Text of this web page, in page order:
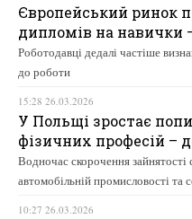
Європейський ринок
дипломів на навички
Роботодавці дедалі частіше
до роботи
15:28 26.03.2026
У Польщі зростає
фізичних професій –
Водночас скорочення зайнятості
автомобільній промисловості та
10:27 26.03.2026